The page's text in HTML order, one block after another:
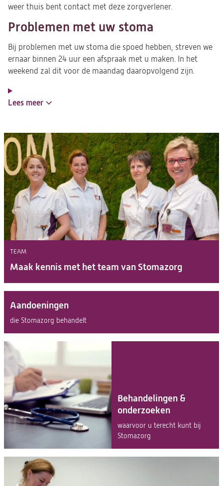
weer thuis bent contact met deze zorgverlener.
Problemen met uw stoma
Bij problemen met uw stoma die spoed hebben, streven we
ernaar binnen 24 uur een afspraak met u maken. In het
weekend zal dit voor de maandag daaropvolgend zijn.
Lees meer
Maak kennis met het team van Stomazorg
TEAM
Aandoeningen
die Stomazorg behandelt
Behandelingen &
onderzoeken
waarvoor u terecht kunt bij
Stomazorg